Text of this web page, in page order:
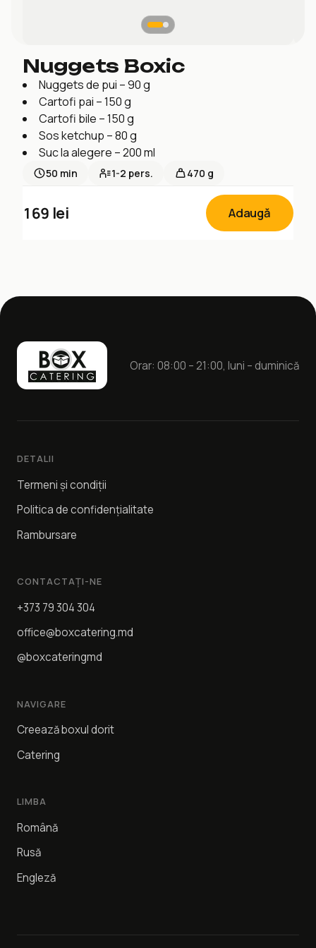
Nuggets Boxic
Nuggets de pui – 90 g
Cartofi pai – 150 g
Cartofi bile – 150 g
Sos ketchup – 80 g
Suc la alegere – 200 ml
50 min 1-2 pers. 470 g
169 lei Adaugă
Orar: 08:00 – 21:00, luni – duminică
DETALII
Termeni și condiții
Politica de confidențialitate
Rambursare
CONTACTAȚI-NE
+373 79 304 304
office@boxcatering.md
@boxcateringmd
NAVIGARE
Creează boxul dorit
Catering
LIMBA
Română
Rusă
Engleză